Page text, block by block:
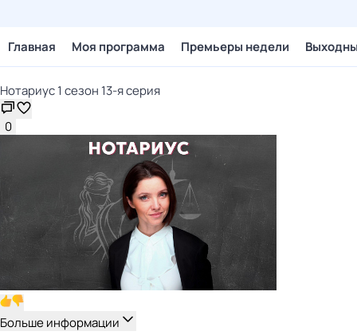
Главная Моя программа Премьеры недели
Нотариус 1 сезон 13-я серия
0
Больше информации